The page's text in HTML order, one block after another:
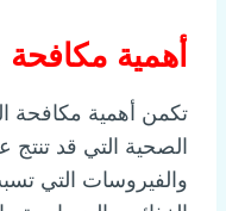
أهمية مكافحة
تكمن أهمية مكافحة
الصحية التي قد تنتج
والفيروسات التي